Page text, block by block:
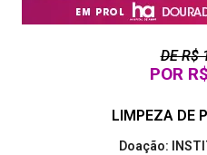
DE R$
POR
LIMPEZA DE
Doação: